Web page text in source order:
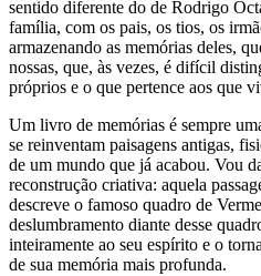
sentido diferente do de Rodrigo
família, com os pais, os tios, os
armazenando as memórias deles,
nossas, que, às vezes, é difícil
próprios e o que pertence aos que
Um livro de memórias é sempre
se reinventam paisagens antigas,
de um mundo que já acabou. Vou
reconstrução criativa: aquela
descreve o famoso quadro de
deslumbramento diante desse
inteiramente ao seu espírito e o
de sua memória mais profunda.